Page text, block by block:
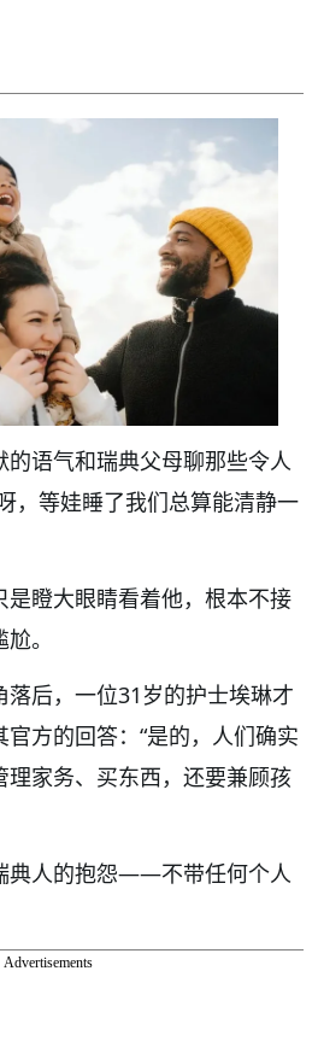
的语气和瑞典父母聊那些令人
，等娃睡了我们总算能清静一
是瞪大眼睛看着他，根本不接
。
落后，一位31岁的护士埃琳才
方的回答：“是的，人们确实
理家务、买东西，还要兼顾孩
典人的抱怨——不带任何个人
Advertisements